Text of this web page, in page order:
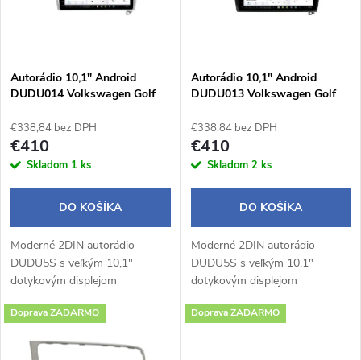
e
p
r
d
u
k
s
p
r
o
d
u
k
Autorádio 10,1" Android
DUDU014 Volkswagen Golf
€338,84 bez DPH
€410
Skladom 1 ks
DO KOŠÍKA
Moderné 2DIN autorádio
DUDU5S s veľkým 10,1"
dotykovým displejom
1280×720 px a praktickým
otočným potenciometrom
ovládanie počas jazdy.
Autorádio 10,1" Android
DUDU013 Volkswagen Golf
€338,84 bez DPH
€410
Skladom 2 ks
DO KOŠÍKA
Moderné 2DIN autorádio
DUDU5S s veľkým 10,1"
dotykovým displejom
1280×720 px a praktickým
otočným potenciometrom
Doprava ZADARMO Doprava ZADARMO